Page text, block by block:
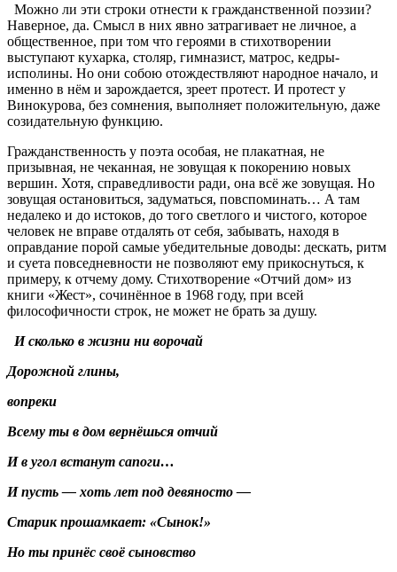
Можно ли эти строки отнести к гражданственной поэзии?
Наверное, да. Смысл в них явно затрагивает не личное, а
общественное, при том что героями в стихотворении
выступают кухарка, столяр, гимназист, матрос, кедры-
исполины. Но они собою отождествляют народное начало, и
именно в нём и зарождается, зреет протест. И протест у
Винокурова, без сомнения, выполняет положительную, даже
созидательную функцию.
Гражданственность у поэта особая, не плакатная, не
призывная, не чеканная, не зовущая к покорению новых
вершин. Хотя, справедливости ради, она всё же зовущая. Но
зовущая остановиться, задуматься, повспоминать… А там
недалеко и до истоков, до того светлого и чистого, которое
человек не вправе отдалять от себя, забывать, находя в
оправдание порой самые убедительные доводы: дескать, ритм
и суета повседневности не позволяют ему прикоснуться, к
примеру, к отчему дому. Стихотворение «Отчий дом» из
книги «Жест», сочинённое в 1968 году, при всей
философичности строк, не может не брать за душу.
И сколько в жизни ни ворочай
Дорожной глины,
вопреки
Всему ты в дом вернёшься отчий
И в угол встанут сапоги…
И пусть — хоть лет под девяносто —
Старик прошамкает: «Сынок!»
Но ты принёс своё сыновство